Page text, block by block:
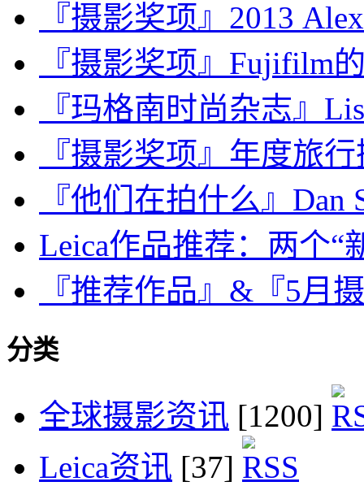
『摄影奖项』2013
『摄影奖项』Fujifilm
『玛格南时尚杂志』
『摄影奖项』年度旅
『他们在拍什么』Dan
Leica作品推荐：两个“
『推荐作品』&『5月
分类
全球摄影资讯 [1200]
Leica资讯 [37]